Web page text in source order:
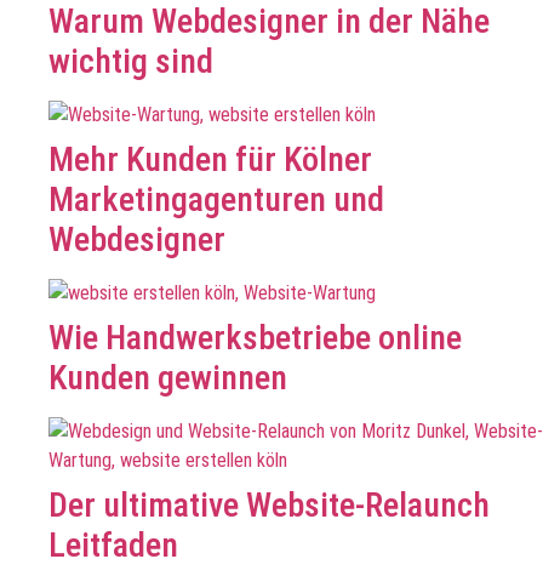
Warum Webdesigner in der Nähe
wichtig sind
Mehr Kunden für Kölner
Marketingagenturen und
Webdesigner
Wie Handwerksbetriebe online
Kunden gewinnen
Der ultimative Website-Relaunch
Leitfaden